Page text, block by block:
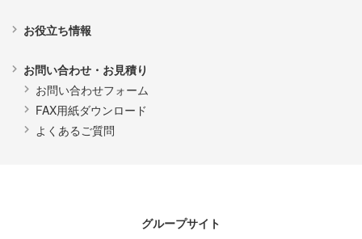
お役立ち情報
お問い合わせ・お見積り
お問い合わせフォーム
FAX用紙ダウンロード
よくあるご質問
グループサイト